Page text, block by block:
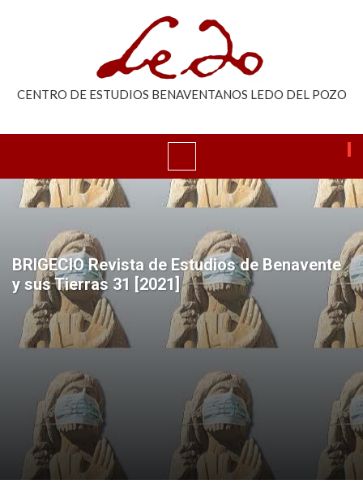
CENTRO DE ESTUDIOS BENAVENTANOS LEDO DEL POZO
BRIGECIO Revista de Estudios de Benavente
y sus Tierras 31 [2021]